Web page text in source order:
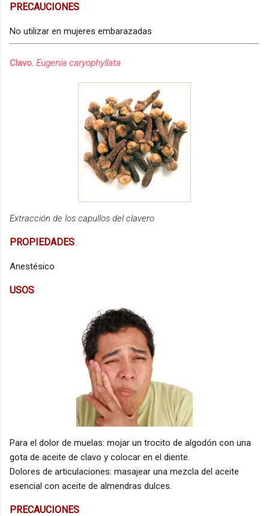
PRECAUCIONES
No utilizar en mujeres embarazadas
Clavo. Eugenia caryophyllata
Extracción de los capullos del clavero
PROPIEDADES
Anestésico
USOS
Para el dolor de muelas: mojar un trocito de algodón con una
gota de aceite de clavo y colocar en el diente.
Dolores de articulaciones: masajear una mezcla del aceite
esencial con aceite de almendras dulces.
PRECAUCIONES